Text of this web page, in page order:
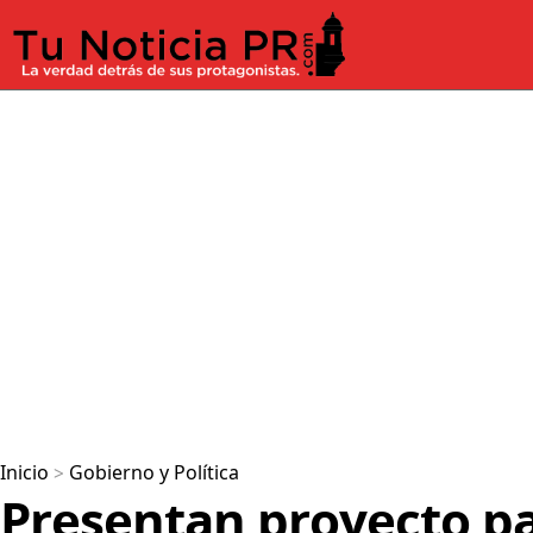
Inicio > Gobierno y Política